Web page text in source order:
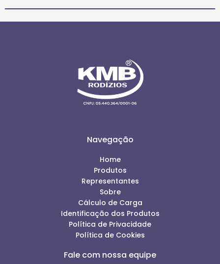
Navegação
Home
Produtos
Representantes
Sobre
Cálculo de Carga
Identificação dos Produtos
Política de Privacidade
Política de Cookies
Fale com nossa equipe